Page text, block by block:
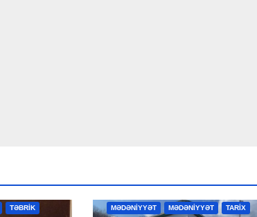
MƏDƏNİYYƏT
TƏBRİK MƏDƏNİYYƏT MƏDƏNİYYƏT TARİX